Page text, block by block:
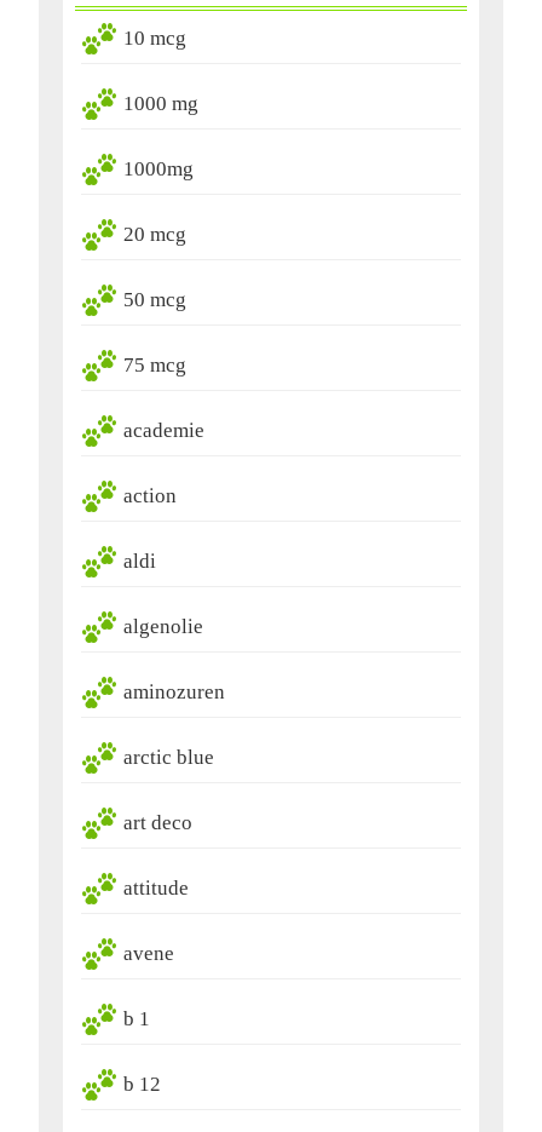
10 mcg
1000 mg
1000mg
20 mcg
50 mcg
75 mcg
academie
action
aldi
algenolie
aminozuren
arctic blue
art deco
attitude
avene
b 1
b 12